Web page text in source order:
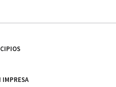
IMPRESA